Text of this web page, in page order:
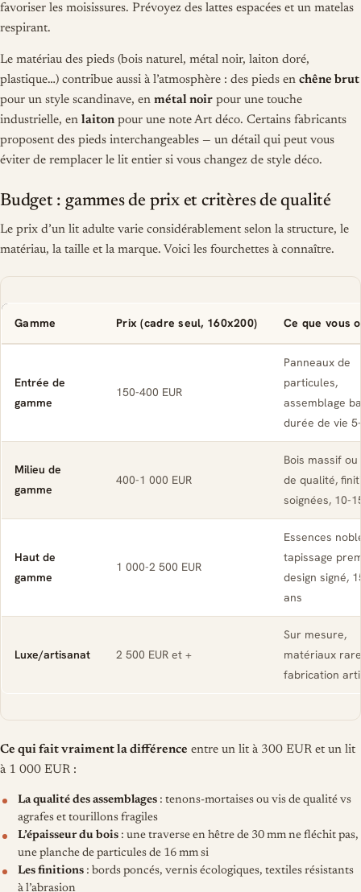
favoriser les moisissures. Prévoyez des lattes espacées et un matelas
respirant.
Le matériau des pieds (bois naturel, métal noir, laiton doré,
plastique…) contribue aussi à l’atmosphère : des pieds en chêne brut
pour un style scandinave, en métal noir pour une touche
industrielle, en laiton pour une note Art déco. Certains fabricants
proposent des pieds interchangeables — un détail qui peut vous
éviter de remplacer le lit entier si vous changez de style déco.
Budget : gammes de prix et critères de qualité
Le prix d’un lit adulte varie considérablement selon la structure, le
matériau, la taille et la marque. Voici les fourchettes à connaître.
Gamme Prix (cadre seul, 160x200) Ce que vous
Entrée de
gamme
150-400 EUR
Panneaux de
particules,
assemblage
durée de vie
Milieu de
gamme
400-1 000 EUR
Bois massif
de qualité,
soignées, 10-
Haut de
gamme
1 000-2 500 EUR
Essences
tapissage
design signé,
ans
Luxe/artisanat 2 500 EUR et +
Sur mesure,
matériaux
fabrication
Ce qui fait vraiment la différence entre un lit à 300 EUR et un lit
à 1 000 EUR :
La qualité des assemblages : tenons-mortaises ou vis de qualité vs
agrafes et tourillons fragiles
L’épaisseur du bois : une traverse en hêtre de 30 mm ne fléchit pas,
une planche de particules de 16 mm si
Les finitions : bords poncés, vernis écologiques, textiles résistants
à l’abrasion